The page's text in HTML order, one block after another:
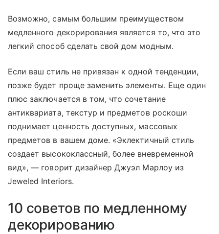
Возможно, самым большим преимуществом
медленного декорирования является то, что это
легкий способ сделать свой дом модным.
Если ваш стиль не привязан к одной тенденции,
позже будет проще заменить элементы. Еще один
плюс заключается в том, что сочетание
антиквариата, текстур и предметов роскоши
поднимает ценность доступных, массовых
предметов в вашем доме. «Эклектичный стиль
создает высококлассный, более вневременной
вид», — говорит дизайнер Джуэл Марлоу из
Jeweled Interiors.
10 советов по медленному
декорированию